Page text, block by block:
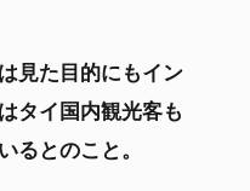
見た目的にもイン
タイ国内観光客も
るとのこと。